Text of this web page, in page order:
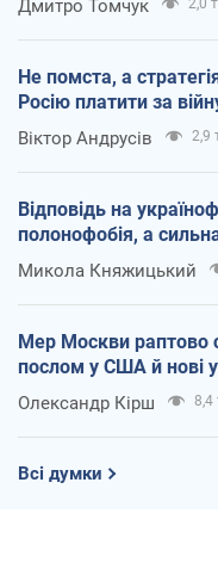
Дмитро Томчук
Не помста, а
Росію платити за
Віктор Андрусів 2,9
Відповідь на
полонофобія, а
Микола Княжицький
Мер Москви раптово
послом у США й нові
Олександр Кірш 8,4
Всі думки